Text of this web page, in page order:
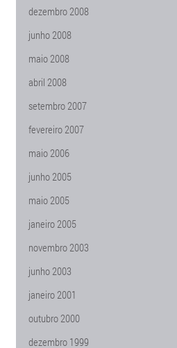
dezembro 2008
junho 2008
maio 2008
abril 2008
setembro 2007
fevereiro 2007
maio 2006
junho 2005
maio 2005
janeiro 2005
novembro 2003
junho 2003
janeiro 2001
outubro 2000
dezembro 1999